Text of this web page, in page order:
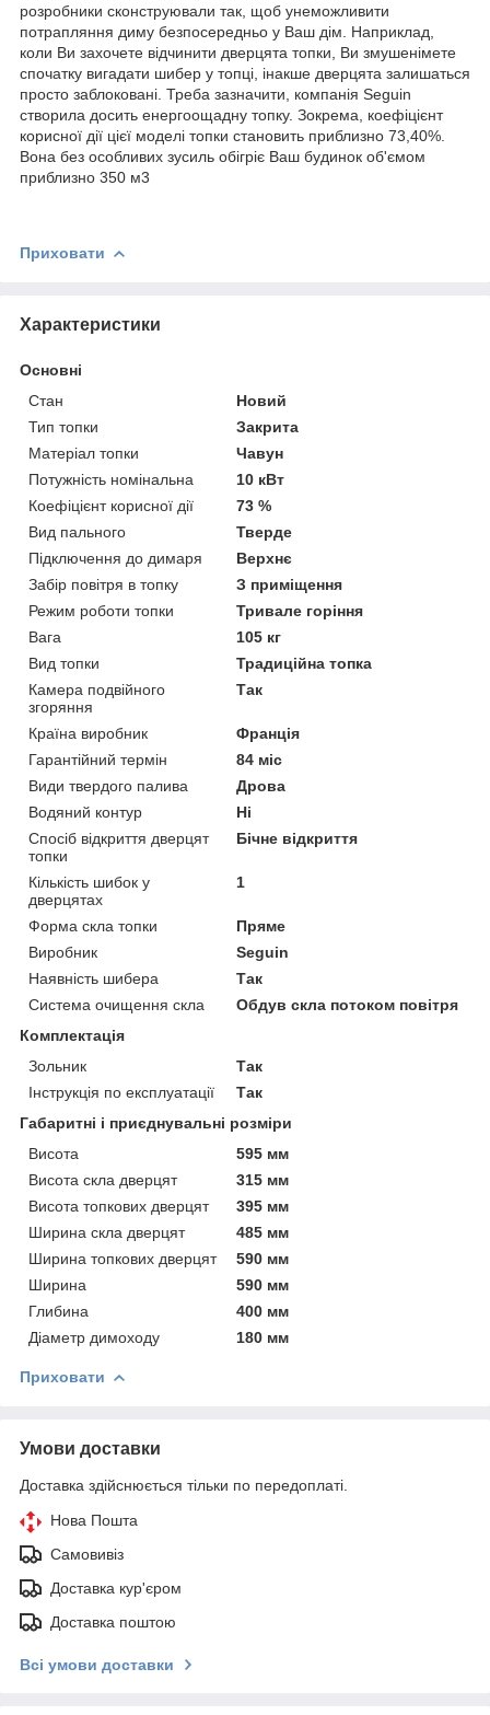
розробники сконструювали так, щоб унеможливити
потрапляння диму безпосередньо у Ваш дім. Наприклад,
коли Ви захочете відчинити дверцята топки, Ви змушенімете
спочатку вигадати шибер у топці, інакше дверцята залишаться
просто заблоковані. Треба зазначити, компанія Seguin
створила досить енергоощадну топку. Зокрема, коефіцієнт
корисної дії цієї моделі топки становить приблизно 73,40%.
Вона без особливих зусиль обігріє Ваш будинок об'ємом
приблизно 350 м3
Приховати
Характеристики
Основні
Стан
Новий
Тип топки
Закрита
Матеріал топки
Чавун
Потужність номінальна
10 кВт
Коефіцієнт корисної дії
73 %
Вид пального
Тверде
Підключення до димаря
Верхнє
Забір повітря в топку
З приміщення
Режим роботи топки
Тривале горіння
Вага
105 кг
Вид топки
Традиційна топка
Камера подвійного
згоряння
Так
Країна виробник
Франція
Гарантійний термін
84 міс
Види твердого палива
Дрова
Водяний контур
Ні
Спосіб відкриття дверцят
топки
Бічне відкриття
Кількість шибок у
дверцятах
1
Форма скла топки
Пряме
Виробник
Seguin
Наявність шибера
Так
Система очищення скла
Обдув скла потоком повітря
Комплектація
Зольник
Так
Інструкція по експлуатації
Так
Габаритні і приєднувальні розміри
Висота
595 мм
Висота скла дверцят
315 мм
Висота топкових дверцят
395 мм
Ширина скла дверцят
485 мм
Ширина топкових дверцят
590 мм
Ширина
590 мм
Глибина
400 мм
Діаметр димоходу
180 мм
Приховати
Умови доставки
Доставка здійснюється тільки по передоплаті.
Нова Пошта
Самовивіз
Доставка кур'єром
Доставка поштою
Всі умови доставки